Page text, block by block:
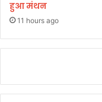
रा
ख
ण्ड
:
मं
हुआ मंथन
11 hours ago